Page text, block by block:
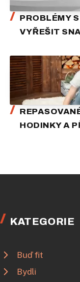
PROBLÉMY
VYŘEŠIT
HODINKY A
KATEGORIE
Buď fit
Bydli